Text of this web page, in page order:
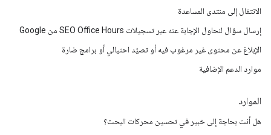
الانتقال إلى منتدى المساعدة
إرسال سؤال لنحاول الإجابة عنه عبر تسجيلات SEO Office Hours من Google
الإبلاغ عن محتوى غير مرغوب فيه أو تصيّد احتيالي أو برامج ضارة
موارد الدعم الإضافية
الموارد
هل أنت بحاجة إلى خبير في تحسين محركات البحث؟